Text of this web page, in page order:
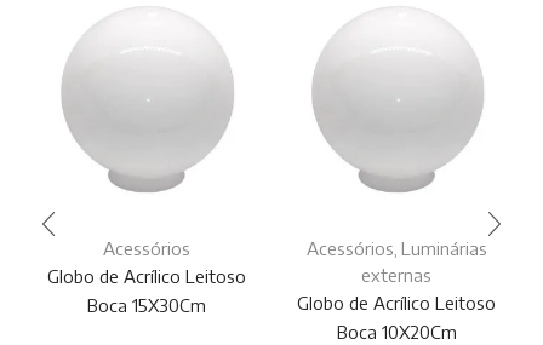
Acessórios
Globo de Acrílico Leitoso
Boca 15X30Cm
Acessórios, Luminárias
externas
Globo de Acrílico Leitoso
Boca 10X20Cm